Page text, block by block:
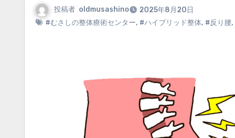
投稿者 oldmusashino
2025年8月20日
#むさしの整体療術センター, #ハイブリッド整体, #反り腰,